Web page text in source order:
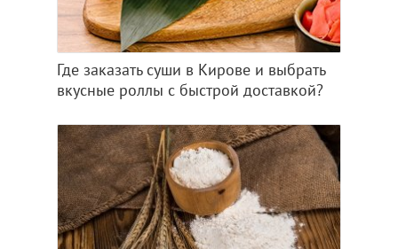
Где заказать суши в Кирове и выбрать
вкусные роллы с быстрой доставкой?